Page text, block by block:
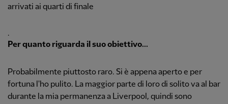
arrivati ai quarti di finale
.
Per quanto riguarda il suo obiettivo...
Probabilmente piuttosto raro. Si è appena aperto e per
fortuna l'ho pulito. La maggior parte di loro di solito va al bar
durante la mia permanenza a Liverpool, quindi sono